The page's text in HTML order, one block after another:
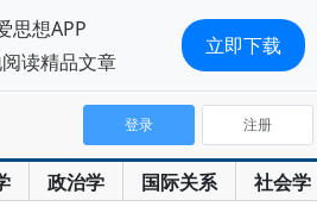
政治学 国际关系 社会学
登录 注册
思想APP
读精品文章
立即下载